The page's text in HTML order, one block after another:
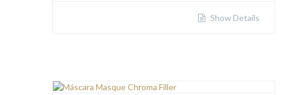
Show Details